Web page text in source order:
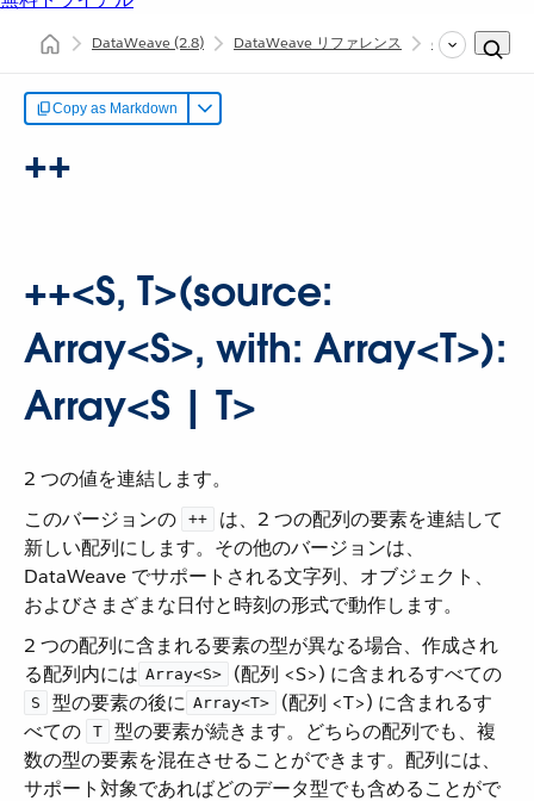
DataWeave(2.8) DataWeave リファレンス dw::Core
Copy as Markdown
++
++<S, T>(source:
Array<S>, with: Array<T>):
Array<S | T>
2 つの値を連結します。
このバージョンの ​
++
​ は、2 つの配列の要素を連結して
新しい配列にします。その他のバージョンは、
DataWeave でサポートされる文字列、オブジェクト、
およびさまざまな日付と時刻の形式で動作します。
2 つの配列に含まれる要素の型が異なる場合、作成され
る配列内には ​ Array<S> ​ (配列 <S>) に含まれるすべての ​
S ​ 型の要素の後に ​ Array<T>
​ (配列 <T>) に含まれるす
べての ​
T
​ 型の要素が続きます。どちらの配列でも、複
数の型の要素を混在させることができます。配列には、
サポート対象であればどのデータ型でも含めることがで